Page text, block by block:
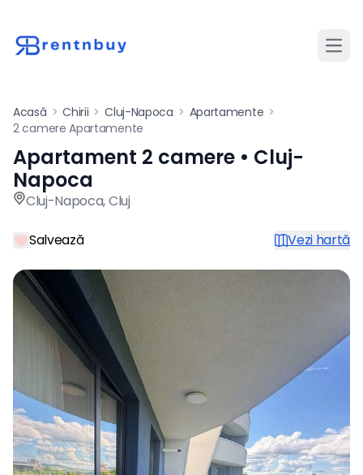
Acasă > Chirii > Cluj-Napoca > Apartamente >
2 camere Apartamente
Apartament de închiriat cu
Apartament 2 camere • Cluj-
Napoca
Cluj-Napoca,Cluj
Salvează Vezi hartă